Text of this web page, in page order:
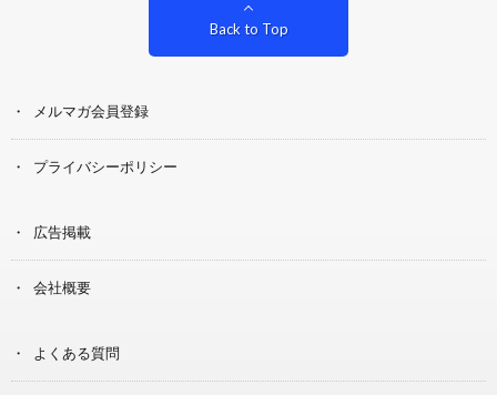
Back to Top
メルマガ会員登録
プライバシーポリシー
広告掲載
会社概要
よくある質問